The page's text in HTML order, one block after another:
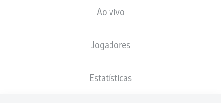
Ao vivo
Jogadores
Estatísticas